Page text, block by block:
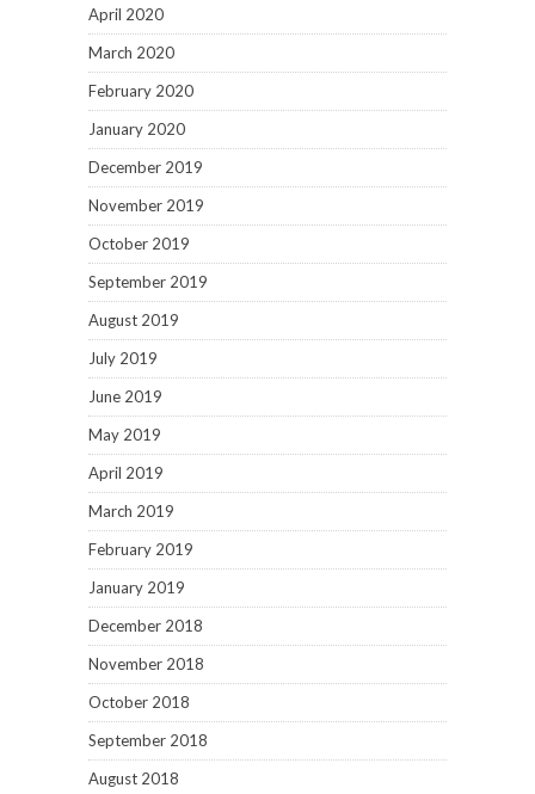
April 2020
March 2020
February 2020
January 2020
December 2019
November 2019
October 2019
September 2019
August 2019
July 2019
June 2019
May 2019
April 2019
March 2019
February 2019
January 2019
December 2018
November 2018
October 2018
September 2018
August 2018